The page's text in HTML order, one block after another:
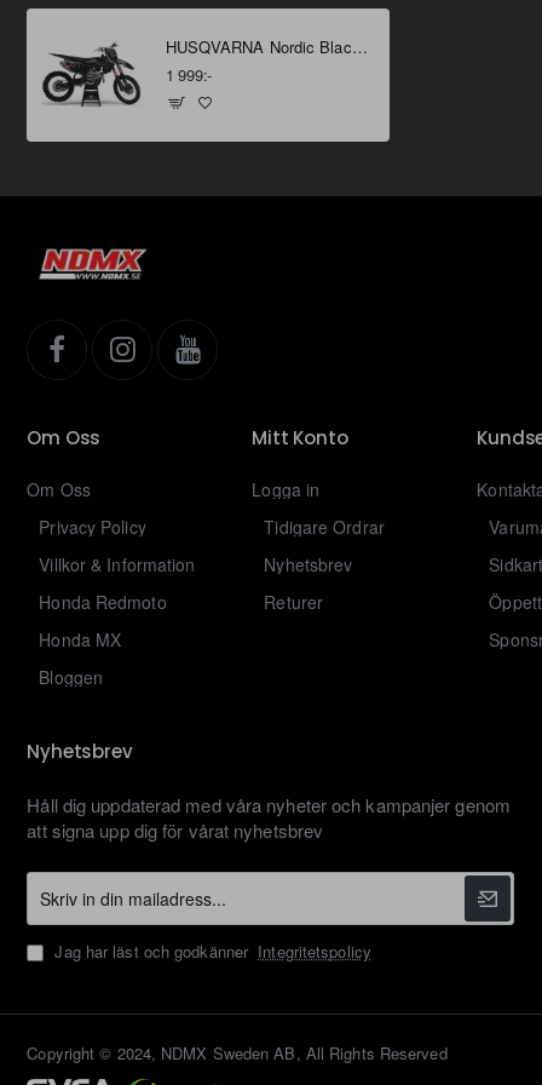
HUSQVARNA Nordic Black dekalkit
1 999:-
Om Oss
Om Oss
Privacy Policy
Villkor & Information
Honda Redmoto
Honda MX
Bloggen
Mitt Konto
Logga in
Tidigare Ordrar
Nyhetsbrev
Returer
Nyhetsbrev
Håll dig uppdaterad med våra nyheter och kampanjer genom
att signa upp dig för vårat nyhetsbrev
Skriv
din
mailadress...
Jag har läst och godkänner Integritetspolicy
Copyright © 2024, NDMX Sweden AB, All Rights Reserved